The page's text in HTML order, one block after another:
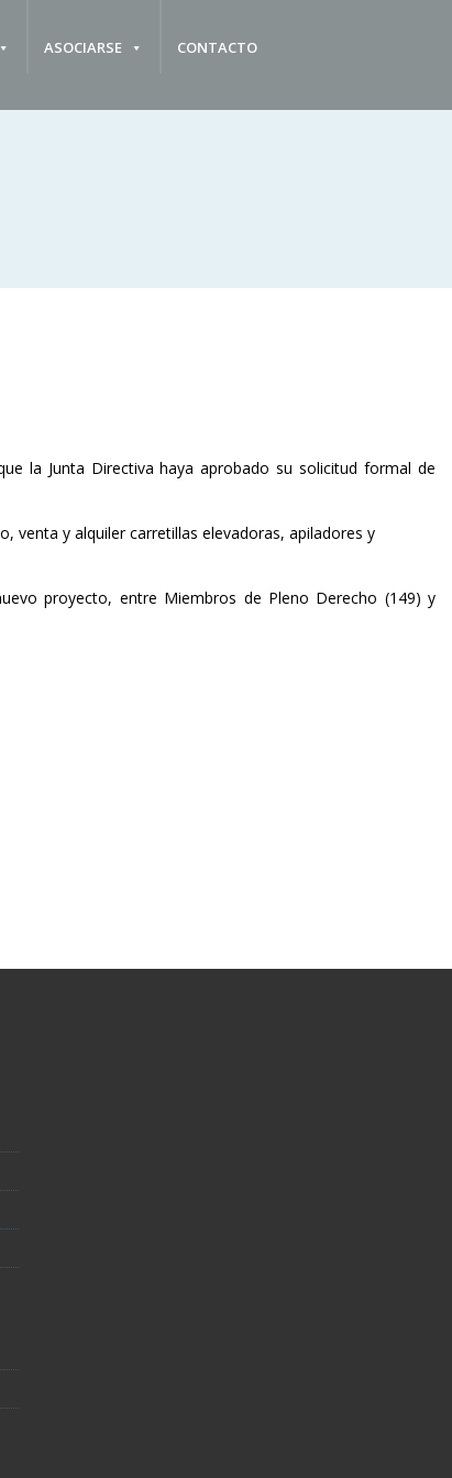
ASOCIARSE CONTACTO
la Junta Directiva haya aprobado su solicitud formal de
venta y alquiler carretillas elevadoras, apiladores y
proyecto, entre Miembros de Pleno Derecho (149) y